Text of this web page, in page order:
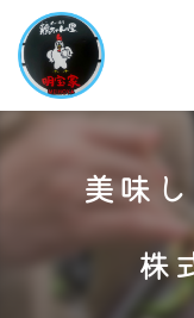
美味
株